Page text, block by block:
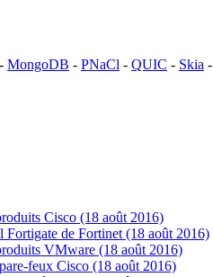
MongoDB - PNaCl - QUIC - Skia -
Cisco (18 août 2016)
de Fortinet (18 août 2016)
VMware (18 août 2016)
feux Cisco (18 août 2016)